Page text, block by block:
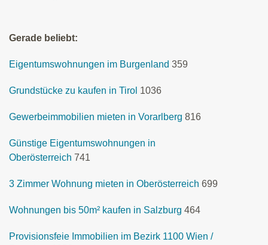
Gerade beliebt:
Eigentumswohnungen im Burgenland 359
Grundstücke zu kaufen in Tirol 1036
Gewerbeimmobilien mieten in Vorarlberg 816
Günstige Eigentumswohnungen in
Oberösterreich 741
3 Zimmer Wohnung mieten in Oberösterreich 699
Wohnungen bis 50m² kaufen in Salzburg 464
Provisionsfeie Immobilien im Bezirk 1100 Wien /